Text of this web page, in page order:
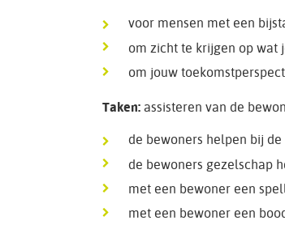
voor mensen met een
om zicht te krijgen op wat
om jouw
Taken: assisteren van de
de bewoners helpen bij
de bewoners gezelschap
met een bewoner een
met een bewoner een